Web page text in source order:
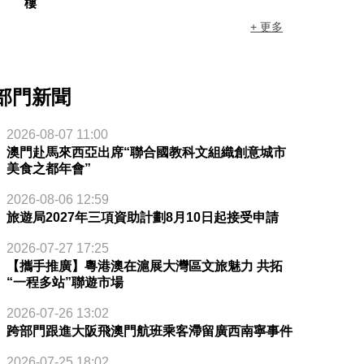
+ 更多
門新聞
2026-08-07 11:00
澳門赴馬來西亞出席“聯合國教科文組織創意城市
美食之都年會”
2026-08-06 12:59
旅遊局2027年三項資助計劃8月10日起接受申請
2026-07-27 17:25
【攜手推廣】粵港澳在滬展大灣區文旅魅力 共拓
“一程多站”聯遊市場
2026-07-26 13:02
跨部門跟進大阪飛澳門航班乘客滯留廣西南寧事件